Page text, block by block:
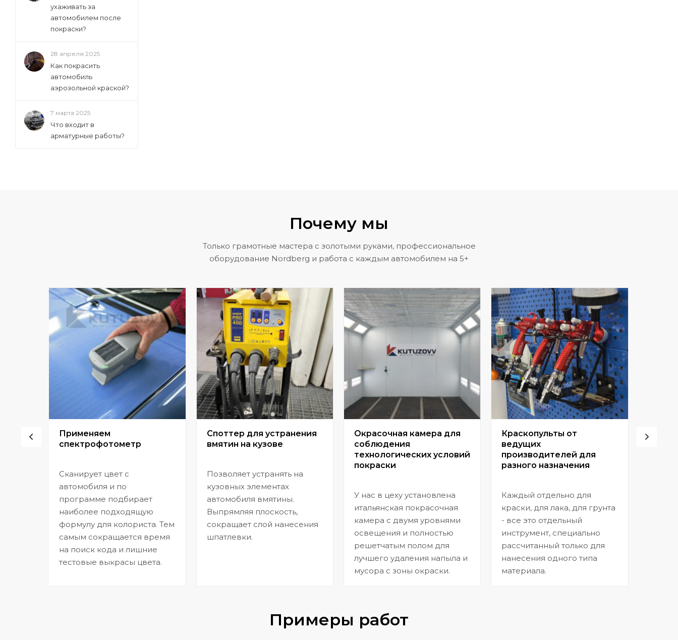
ухаживать за
автомобилем после
покраски?
28 апреля 2025
Как покрасить
автомобиль
аэрозольной краской?
7 марта 2025
Что входит в
арматурные работы?
Почему мы
Только грамотные мастера с золотыми руками, профессиональное
оборудование Nordberg и работа с каждым автомобилем на 5+
Применяем
спектрофотометр
Сканирует цвет с
автомобиля и по
программе подбирает
наиболее подходящую
формулу для колориста. Тем
самым сокращается время
на поиск кода и лишние
тестовые выкрасы цвета.
Споттер для устранения
вмятин на кузове
Позволяет устранять на
кузовных элементах
автомобиля вмятины.
Выпрямляя плоскость,
сокращает слой нанесения
шпатлевки.
Окрасочная камера для
соблюдения
технологических условий
покраски
У нас в цеху установлена
итальянская покрасочная
камера с двумя уровнями
освещения и полностью
решетчатым полом для
лучшего удаления напыла и
мусора с зоны окраски.
Краскопульты от
ведущих
производителей для
разного назначения
Каждый отдельно для
краски, для лака, для грунта
- все это отдельный
инструмент, специально
рассчитанный только для
нанесения одного типа
материала.
Примеры работ